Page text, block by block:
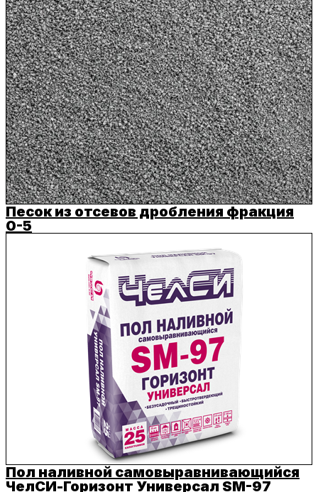
Песок из отсевов дробления фракция
0-5
Пол наливной самовыравнивающийся
ЧелСИ-Горизонт Универсал SM-97